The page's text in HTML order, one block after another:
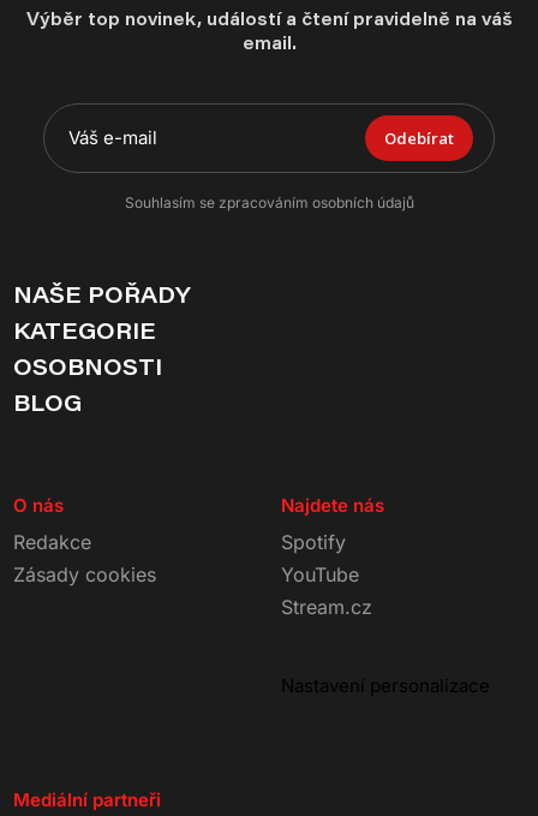
Výběr top novinek, událostí a čtení pravidelně na váš
email.
Odebírat
Souhlasím se zpracováním osobních údajů
NAŠE POŘADY
KATEGORIE
OSOBNOSTI
BLOG
O nás
Redakce
Zásady cookies
Najdete nás
Spotify
YouTube
Stream.cz
Nastavení personalizace
Mediální partneři